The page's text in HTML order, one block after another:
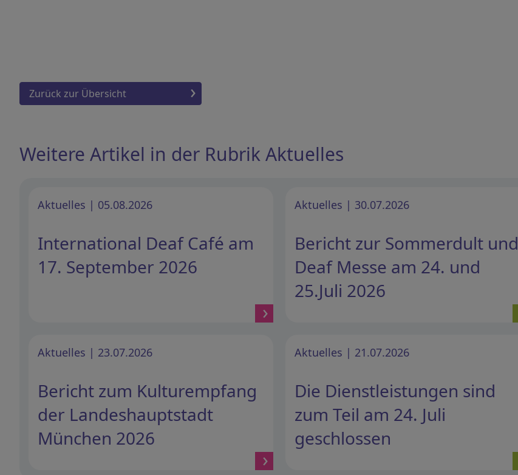
Zurück zur Übersicht
Weitere Artikel in der Rubrik Aktuelles
Aktuelles | 05.08.2026
International Deaf Café am
17. September 2026
Aktuelles | 30.07.2026
Bericht zur Sommerdult und
Deaf Messe am 24. und
25.Juli 2026
Aktuelles | 23.07.2026
Bericht zum Kulturempfang
der Landeshauptstadt
München 2026
Aktuelles | 21.07.2026
Die Dienstleistungen sind
zum Teil am 24. Juli
geschlossen